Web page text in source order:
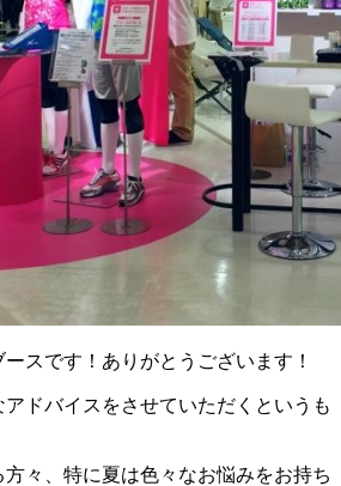
スです！ありがとうございます！
ドバイスをさせていただくというも
々、特に夏は色々なお悩みをお持ち